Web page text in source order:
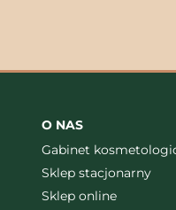
O NAS
Gabinet
Sklep stacjonarny
Sklep online